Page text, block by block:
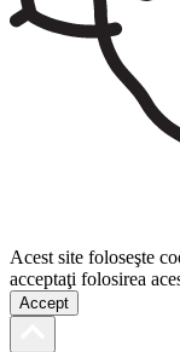
Acest site foloseşte
acceptaţi folosirea
Accept